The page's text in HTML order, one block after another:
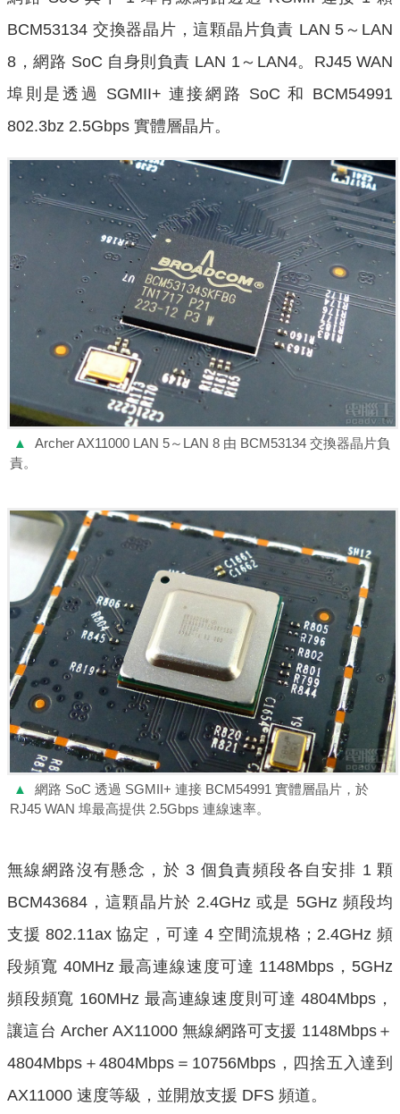
BCM53134 交換器晶片，這顆晶片負責 LAN 5～LAN
8，網路 SoC 自身則負責 LAN 1～LAN4。RJ45 WAN
埠則是透過 SGMII+ 連接網路 SoC 和 BCM54991
802.3bz 2.5Gbps 實體層晶片。
▲
Archer AX11000 LAN 5～LAN 8 由 BCM53134 交換器晶片負
責。
▲
網路 SoC 透過 SGMII+ 連接 BCM54991 實體層晶片，於
RJ45 WAN 埠最高提供 2.5Gbps 連線速率。
無線網路沒有懸念，於 3 個負責頻段各自安排 1 顆
BCM43684，這顆晶片於 2.4GHz 或是 5GHz 頻段均
支援 802.11ax 協定，可達 4 空間流規格；2.4GHz 頻
段頻寬 40MHz 最高連線速度可達 1148Mbps，5GHz
頻段頻寬 160MHz 最高連線速度則可達 4804Mbps，
讓這台 Archer AX11000 無線網路可支援 1148Mbps＋
4804Mbps＋4804Mbps＝10756Mbps，四捨五入達到
AX11000 速度等級，並開放支援 DFS 頻道。